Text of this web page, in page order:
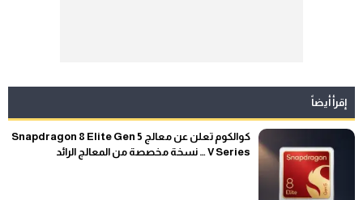
إقرأ أيضاً
كوالكوم تعلن عن معالج Snapdragon 8 Elite Gen 5
V Series … نسخة مخصصة من المعالج الرائد